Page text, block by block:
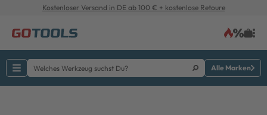
Kostenloser Versand in DE ab 100 € + kostenlose Retoure
Alle Marken